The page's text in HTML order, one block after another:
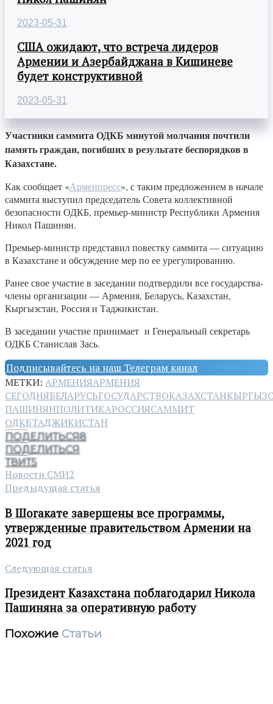
2023-05-31
США ожидают, что встреча лидеров
Армении и Азербайджана в Кишиневе
будет конструктивной
2023-05-31
Участники саммита ОДКБ минутой молчания почтили
память граждан, погибших в результате беспорядков в
Казахстане.
Как сообщает «Арменпресс», с таким предложением в начале
саммита выступил председатель Совета коллективной
безопасности ОДКБ, премьер-министр Республики Армения
Никол Пашинян.
Премьер-министр представил повестку саммита — ситуацию
в Казахстане и обсуждение мер по ее урегулированию.
Ранее свое участие в заседании подтвердили все государства-
члены организации — Армения, Беларусь, Казахстан,
Кыргызстан, Россия и Таджикистан.
В заседании участие принимает и Генеральный секретарь
ОДКБ Станислав Зась.
Подписывайтесь на наш Телеграм канал
МЕТКИ: АРМЕНИЯАРМЕНИЯ
СЕГОДНЯБЕЛАРУСЬГОСУДАРСТВОКАЗАХСТАН
ПАШИНЯНПОЛИТИКАРОССИЯСАММИТ
ОДКБТАДЖИКИСТАН
ПОДЕЛИТЬСЯ8
ПОДЕЛИТЬСЯ
ТВИТ5
Новости СМИ2
Предыдущая статья
В Шогакате завершены все программы,
утвержденные правительством Армении на
2021 год
Следующая статья
Президент Казахстана поблагодарил Никола
Пашиняна за оперативную работу
Похожие Статьи